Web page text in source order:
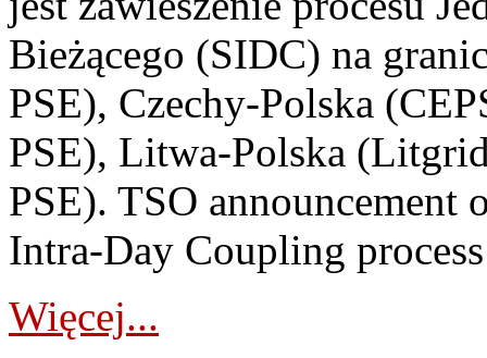
Bieżącego (SIDC) na
PSE), Czechy-Polska
PSE), Litwa-Polska
PSE). TSO announcement
Intra-Day Coupling
Więcej...